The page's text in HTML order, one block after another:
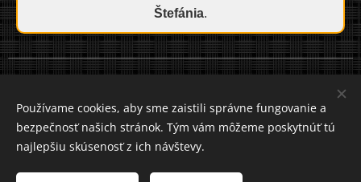
Štefánia.
Cookies
Jazyky
Čeština
Používame cookies, aby sme zaistili správne fungovanie a
bezpečnosť našich stránok. Tým vám môžeme poskytnúť tú
najlepšiu skúsenosť z ich návštevy.